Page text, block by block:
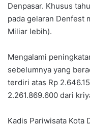
Denpasar. Khusus
pada gelaran Denfest
Miliar lebih).
Mengalami
sebelumnya yang
terdiri atas Rp
2.261.869.600 dari
Kadis Pariwisata Kota